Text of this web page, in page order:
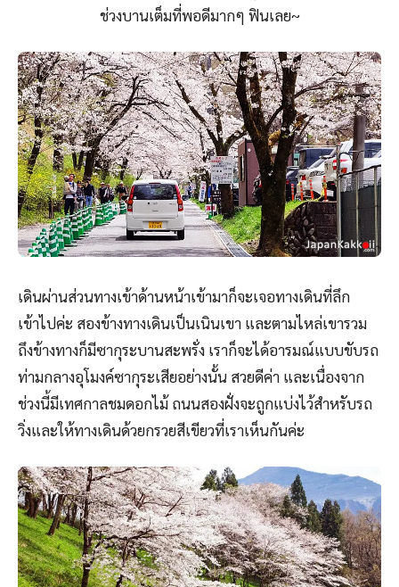
ช่วงบานเต็มที่พอดีมากๆ ฟินเลย~
เดินผ่านส่วนทางเข้าด้านหน้าเข้ามาก็จะเจอทางเดินที่ลึก
เข้าไปค่ะ สองข้างทางเดินเป็นเนินเขา และตามไหล่เขารวม
ถึงข้างทางก็มีซากุระบานสะพรั่ง เราก็จะได้อารมณ์แบบขับรถ
ท่ามกลางอุโมงค์ซากุระเสียอย่างนั้น สวยดีค่า และเนื่องจาก
ช่วงนี้มีเทศกาลชมดอกไม้ ถนนสองฝั่งจะถูกแบ่งไว้สำหรับรถ
วิ่งและให้ทางเดินด้วยกรวยสีเขียวที่เราเห็นกันค่ะ